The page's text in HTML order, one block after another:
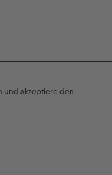
und akzeptiere den